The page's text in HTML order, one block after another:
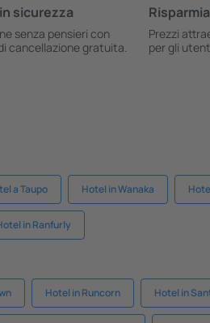
sicurezza
senza pensieri con
cancellazione gratuita.
Prezzi
per gli
a Taupo Hotel in Wanaka
in Ranfurly
Hotel in Runcorn Hotel in